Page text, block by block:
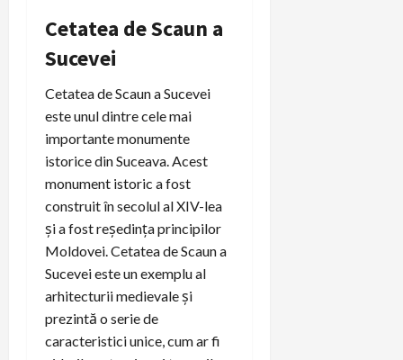
Cetatea de Scaun a
Sucevei
Cetatea de Scaun a Sucevei
este unul dintre cele mai
importante monumente
istorice din Suceava. Acest
monument istoric a fost
construit în secolul al XIV-lea
și a fost reședința principilor
Moldovei. Cetatea de Scaun a
Sucevei este un exemplu al
arhitecturii medievale și
prezintă o serie de
caracteristici unice, cum ar fi